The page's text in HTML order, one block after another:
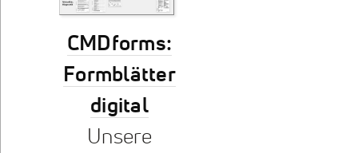
CMDforms:
Formblätter
digital
Unsere